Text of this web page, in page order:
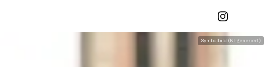
Symbolbild (KI-generiert)